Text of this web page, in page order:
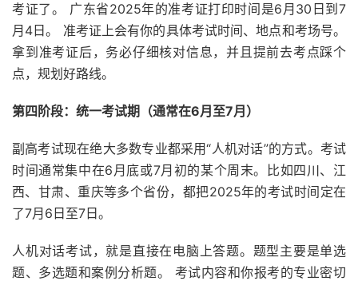
考证了。 广东省2025年的准考证打印时间是6月30日到7
月4日。 准考证上会有你的具体考试时间、地点和考场号。
拿到准考证后，务必仔细核对信息，并且提前去考点踩个
点，规划好路线。
第四阶段：统一考试期（通常在6月至7月）
副高考试现在绝大多数专业都采用“人机对话”的方式。考试
时间通常集中在6月底或7月初的某个周末。比如四川、江
西、甘肃、重庆等多个省份，都把2025年的考试时间定在
了7月6日至7日。
人机对话考试，就是直接在电脑上答题。题型主要是单选
题、多选题和案例分析题。 考试内容和你报考的专业密切